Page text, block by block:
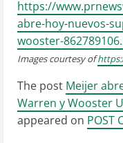
https://
abre-hoy-nuevos-
wooster-
Images courtesy of
The post Meijer
Warren y Wooster
appeared on POST